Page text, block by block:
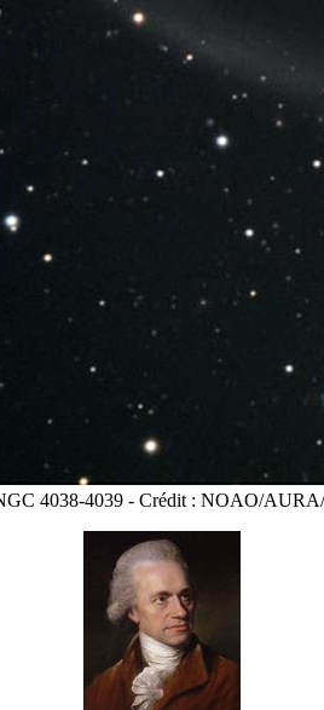
4038-4039 - Crédit : NOAO/